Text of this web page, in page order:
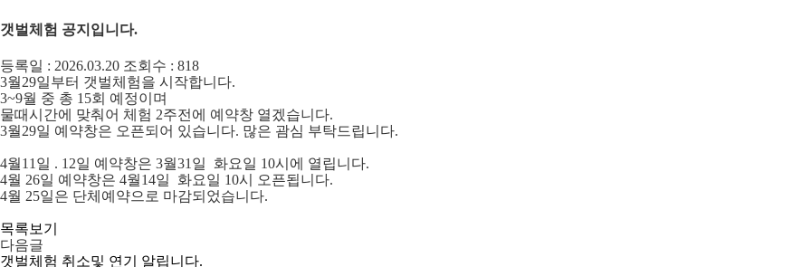
갯벌체험 공지입니다.
등록일 : 2026.03.20 조회수 : 818
3월29일부터 갯벌체험을 시작합니다.
3~9월 중 총 15회 예정이며
물때시간에 맞춰어 체험 2주전에 예약창 열겠습니다.
3월29일 예약창은 오픈되어 있습니다. 많은 괌심 부탁드립니다.
4월11일 . 12일 예약창은 3월31일 화요일 10시에 열립니다.
4월 26일 예약창은 4월14일 화요일 10시 오픈됩니다.
4월 25일은 단체예약으로 마감되었습니다.
목록보기
다음글
갯벌체험 취소및 연기 알립니다.